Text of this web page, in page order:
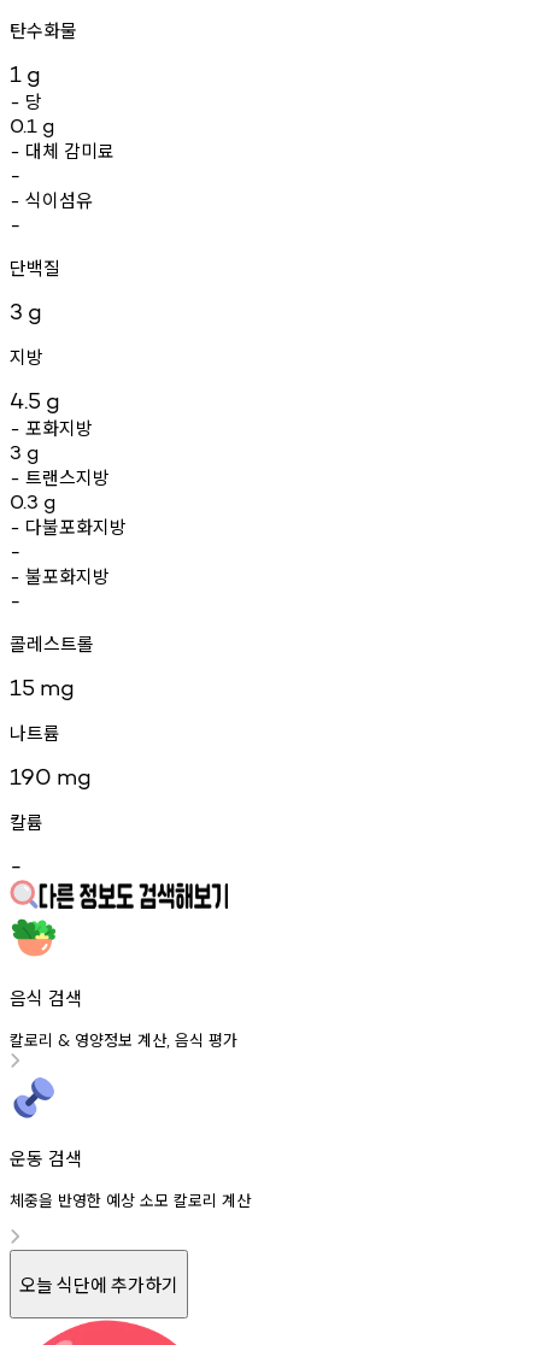
탄수화물
1 g
- 당
0.1 g
- 대체 감미료
-
- 식이섬유
-
단백질
3 g
지방
4.5 g
- 포화지방
3 g
- 트랜스지방
0.3 g
- 다불포화지방
-
- 불포화지방
-
콜레스트롤
15 mg
나트륨
190 mg
칼륨
-
음식 검색
칼로리 & 영양정보 계산, 음식 평가
운동 검색
체중을 반영한 예상 소모 칼로리 계산
오늘 식단에 추가하기